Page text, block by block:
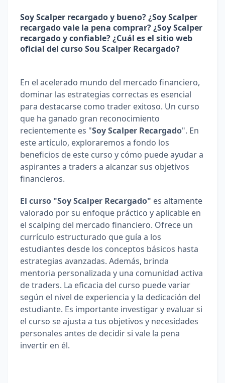
Soy Scalper recargado y bueno? ¿Soy Scalper
recargado vale la pena comprar? ¿Soy Scalper
recargado y confiable? ¿Cuál es el sitio web
oficial del curso Sou Scalper Recargado?
En el acelerado mundo del mercado financiero,
dominar las estrategias correctas es esencial
para destacarse como trader exitoso. Un curso
que ha ganado gran reconocimiento
recientemente es "Soy Scalper Recargado". En
este artículo, exploraremos a fondo los
beneficios de este curso y cómo puede ayudar a
aspirantes a traders a alcanzar sus objetivos
financieros.
El curso "Soy Scalper Recargado" es altamente
valorado por su enfoque práctico y aplicable en
el scalping del mercado financiero. Ofrece un
currículo estructurado que guía a los
estudiantes desde los conceptos básicos hasta
estrategias avanzadas. Además, brinda
mentoria personalizada y una comunidad activa
de traders. La eficacia del curso puede variar
según el nivel de experiencia y la dedicación del
estudiante. Es importante investigar y evaluar si
el curso se ajusta a tus objetivos y necesidades
personales antes de decidir si vale la pena
invertir en él.